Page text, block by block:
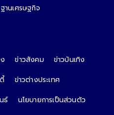
ฐานเศรษฐกิจ
ข่าวสังคม
ข่าวบันเทิง
ข่าวต่างประเทศ
ธ์ นโยบายการเป็นส่วนตัว